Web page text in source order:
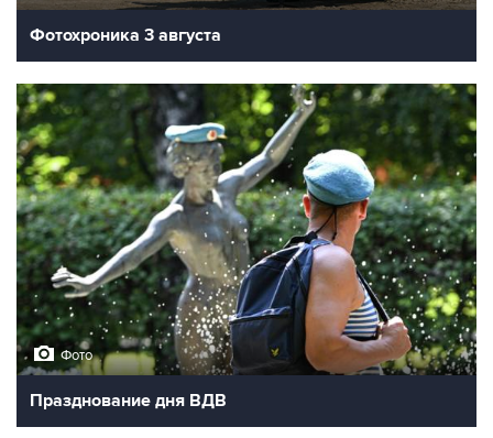
Фотохроника 3 августа
Фото
Празднование дня ВДВ